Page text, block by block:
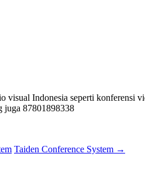
visual Indonesia seperti konferensi
juga 87801898338
Taiden Conference System →